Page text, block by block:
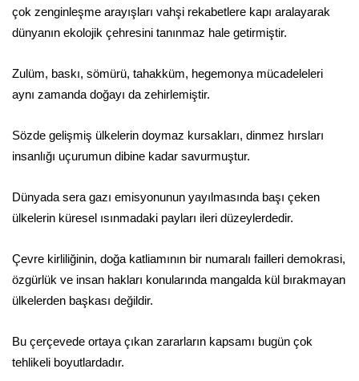
çok zenginleşme arayışları vahşi rekabetlere kapı aralayarak
dünyanın ekolojik çehresini tanınmaz hale getirmiştir.
Zulüm, baskı, sömürü, tahakküm, hegemonya mücadeleleri
aynı zamanda doğayı da zehirlemiştir.
Sözde gelişmiş ülkelerin doymaz kursakları, dinmez hırsları
insanlığı uçurumun dibine kadar savurmuştur.
Dünyada sera gazı emisyonunun yayılmasında başı çeken
ülkelerin küresel ısınmadaki payları ileri düzeylerdedir.
Çevre kirliliğinin, doğa katliamının bir numaralı failleri demokrasi,
özgürlük ve insan hakları konularında mangalda kül bırakmayan
ülkelerden başkası değildir.
Bu çerçevede ortaya çıkan zararların kapsamı bugün çok
tehlikeli boyutlardadır.